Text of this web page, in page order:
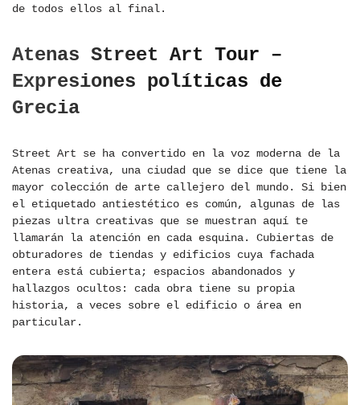
de todos ellos al final.
Atenas Street Art Tour –
Expresiones políticas de
Grecia
Street Art se ha convertido en la voz moderna de la
Atenas creativa, una ciudad que se dice que tiene la
mayor colección de arte callejero del mundo. Si bien
el etiquetado antiestético es común, algunas de las
piezas ultra creativas que se muestran aquí te
llamarán la atención en cada esquina. Cubiertas de
obturadores de tiendas y edificios cuya fachada
entera está cubierta; espacios abandonados y
hallazgos ocultos: cada obra tiene su propia
historia, a veces sobre el edificio o área en
particular.